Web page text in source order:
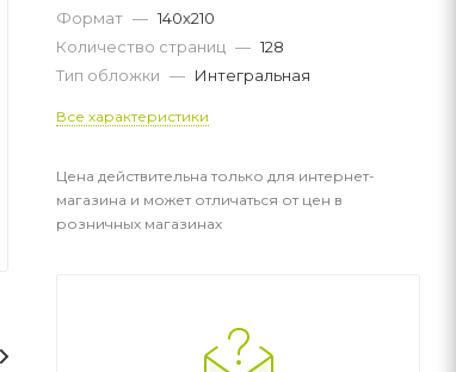
Формат — 140х210
Количество страниц — 128
Тип обложки — Интегральная
Все характеристики
Цена действительна только для интернет-
магазина и может отличаться от цен в
розничных магазинах